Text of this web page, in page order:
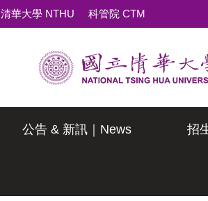
清華大學 NTHU 科管院 CTM
公告 & 新訊｜News 招